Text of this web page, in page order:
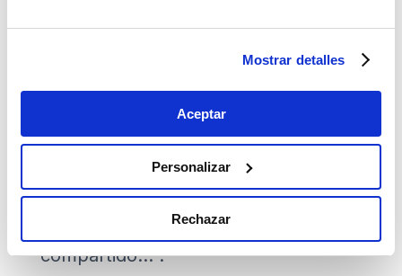
Mostrar detalles
Aceptar
Personalizar
Rechazar
relacionales centradas en el cliente
(usuario), en las que tenga toda la
que permitirá planificar el viaje con
todos los medios de transporte que
se necesitan desde el origen al
destino: tren, metro, autobús, taxi,
VTC, patinetes, bicicletas, vehículo
compartido…”.